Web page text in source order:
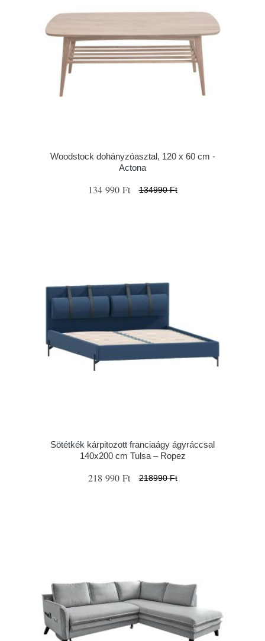
Woodstock dohányzóasztal, 120 x 60 cm -
Actona
134 990 Ft 134990 Ft
Sötétkék kárpitozott franciaágy ágyráccsal
140x200 cm Tulsa – Ropez
218 990 Ft 218990 Ft